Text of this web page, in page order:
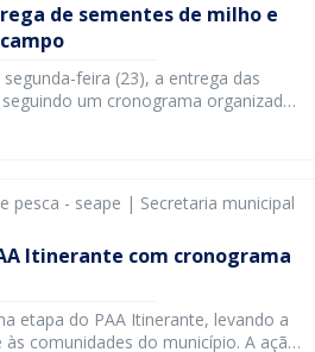
de sementes de milho e
feira (23), a entrega das
um cronograma organizado
dias 23 e 24 de março e garante que
pesca - seape | Secretaria municipal
Itinerante com cronograma
etapa do PAA Itinerante, levando a
comunidades do município. A ação